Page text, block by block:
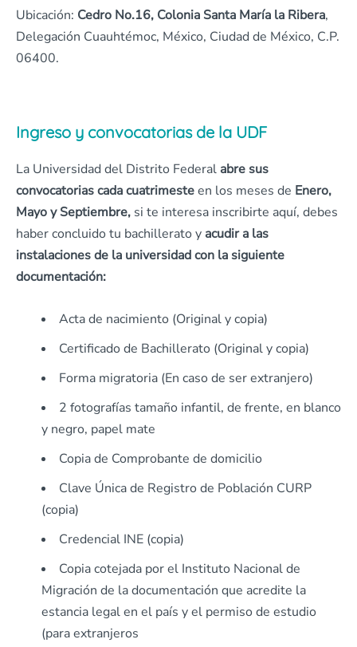
Ubicación: Cedro No.16, Colonia Santa María la Ribera,
Delegación Cuauhtémoc, México, Ciudad de México, C.P.
06400.
Ingreso y convocatorias de la UDF
La Universidad del Distrito Federal abre sus
convocatorias cada cuatrimesteen los meses de Enero,
Mayo y Septiembre, si te interesa inscribirte aquí, debes
haber concluido tu bachillerato y acudir a las
instalaciones de la universidad con la siguiente
documentación:
Acta de nacimiento (Original y copia)
Certificado de Bachillerato (Original y copia)
Forma migratoria (En caso de ser extranjero)
2 fotografías tamaño infantil, de frente, en blanco
y negro, papel mate
Copia de Comprobante de domicilio
Clave Única de Registro de Población CURP
(copia)
Credencial INE (copia)
Copia cotejada por el Instituto Nacional de
Migración de la documentación que acredite la
estancia legal en el país y el permiso de estudio
(para extranjeros